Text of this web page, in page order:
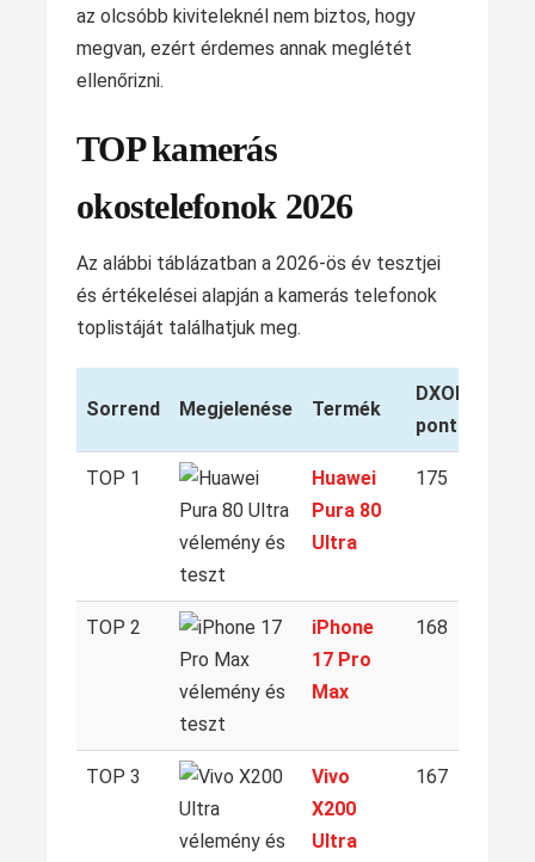
az olcsóbb kiviteleknél nem biztos, hogy
megvan, ezért érdemes annak meglétét
ellenőrizni.
TOP kamerás
okostelefonok 2026
Az alábbi táblázatban a 2026-ös év tesztjei
és értékelései alapján a kamerás telefonok
toplistáját találhatjuk meg.
Sorrend Megjelenése Termék
DXOMARK
pontszám
TOP 1
Huawei
Pura 80
Ultra
175
TOP 2
iPhone
17 Pro
Max
168
TOP 3
Vivo
X200
Ultra
167